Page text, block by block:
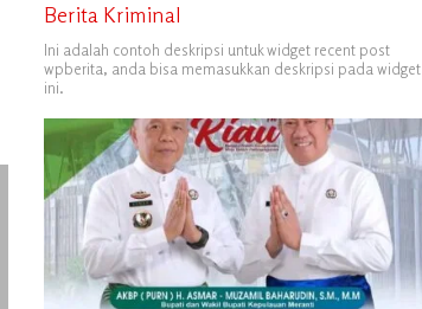
Berita Kriminal
Ini adalah contoh deskripsi untuk widget recent post
wpberita, anda bisa memasukkan deskripsi pada widget
ini.